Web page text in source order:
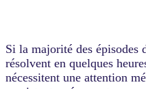
Si la majorité des épisodes
résolvent en quelques
nécessitent une attention